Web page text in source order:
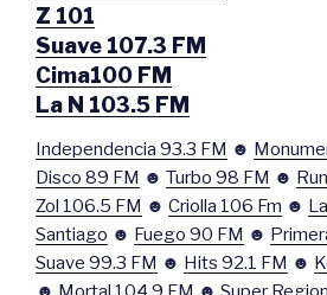
Z 101
Suave 107.3 FM
Cima100 FM
La N 103.5 FM
Independencia 93.3 FM ☻
Disco 89 FM ☻ Turbo 98 FM ☻
Zol 106.5 FM ☻ Criolla 106 Fm ☻
Santiago ☻ Fuego 90 FM ☻
Suave 99.3 FM ☻ Hits 92.1 FM ☻